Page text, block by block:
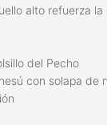
alto refuerza
del Pecho
con solapa de